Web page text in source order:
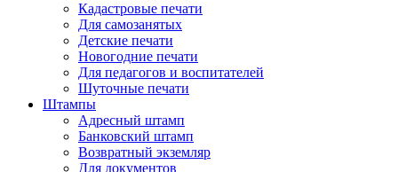
Кадастровые печати
Для самозанятых
Детские печати
Новогодние печати
Для педагогов и воспитателей
Шуточные печати
Штампы
Адресный штамп
Банковский штамп
Возвратный экземляр
Для документов